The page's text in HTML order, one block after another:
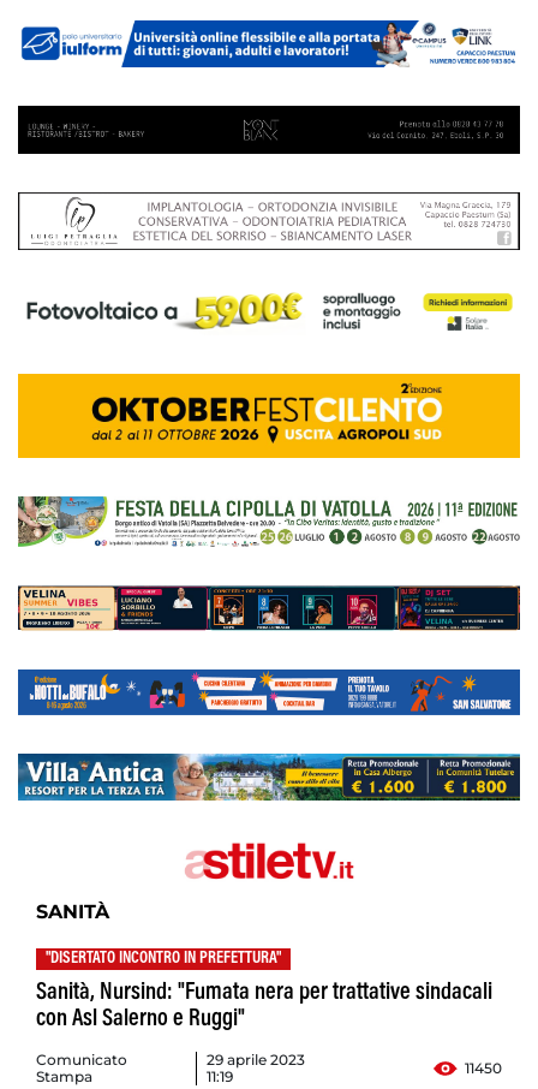
SANITÀ
"DISERTATO INCONTRO IN PREFETTURA"
Sanità, Nursind: "Fumata nera per trattative sindacali
con Asl Salerno e Ruggi"
Comunicato
Stampa
29 aprile 2023
11:19
11450